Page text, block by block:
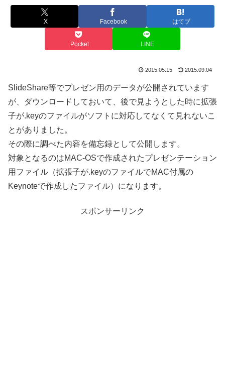
X Facebook はてブ
Pocket LINE
2015.05.15 2015.09.04
SlideShare等でプレゼン用のデータが公開されています
が、ダウンロードしておいて、後で見ようとした時に拡張
子が.keyのファイルがソフトに対応してなくて見れないこ
とがありました。
その際に調べた内容を備忘録として公開します。
対象となるのはMAC-OSで作成されたプレゼンテーション
用ファイル（拡張子が.keyのファイルでMAC付属の
Keynoteで作成したファイル）になります。
スポンサーリンク